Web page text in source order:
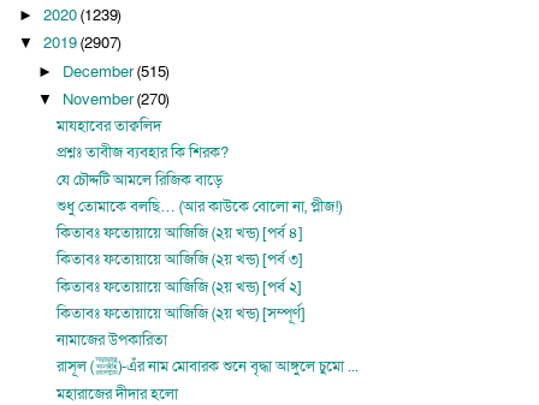
► 2020(1239)
▼ 2019(2907)
► December(515)
▼ November(270)
মাযহাবের তাক্বলিদ
প্রশ্নঃ তাবীজ ব্যবহার কি শিরক?
যে চৌদ্দটি আমলে রিজিক বাড়ে
শুধু তোমাকে বলছি… (আর কাউকে বোলো না, প্লীজ!)
কিতাবঃ ফতোয়ায়ে আজিজি (২য় খন্ড) [পর্ব ৪]
কিতাবঃ ফতোয়ায়ে আজিজি (২য় খন্ড) [পর্ব ৩]
কিতাবঃ ফতোয়ায়ে আজিজি (২য় খন্ড) [পর্ব ২]
কিতাবঃ ফতোয়ায়ে আজিজি (২য় খন্ড) [সম্পূর্ণ]
নামাজের উপকারিতা
রাসূল (ﷺ)-এঁর নাম মোবারক শুনে বৃদ্ধা আঙ্গুলে চুমো ...
মহারাজের দীদার হলো